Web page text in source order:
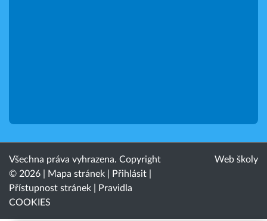
Všechna práva vyhrazena. Copyright
© 2026 |
Mapa stránek Přihlásit
Přístupnost stránek
Pravidla
COOKIES
Web školy